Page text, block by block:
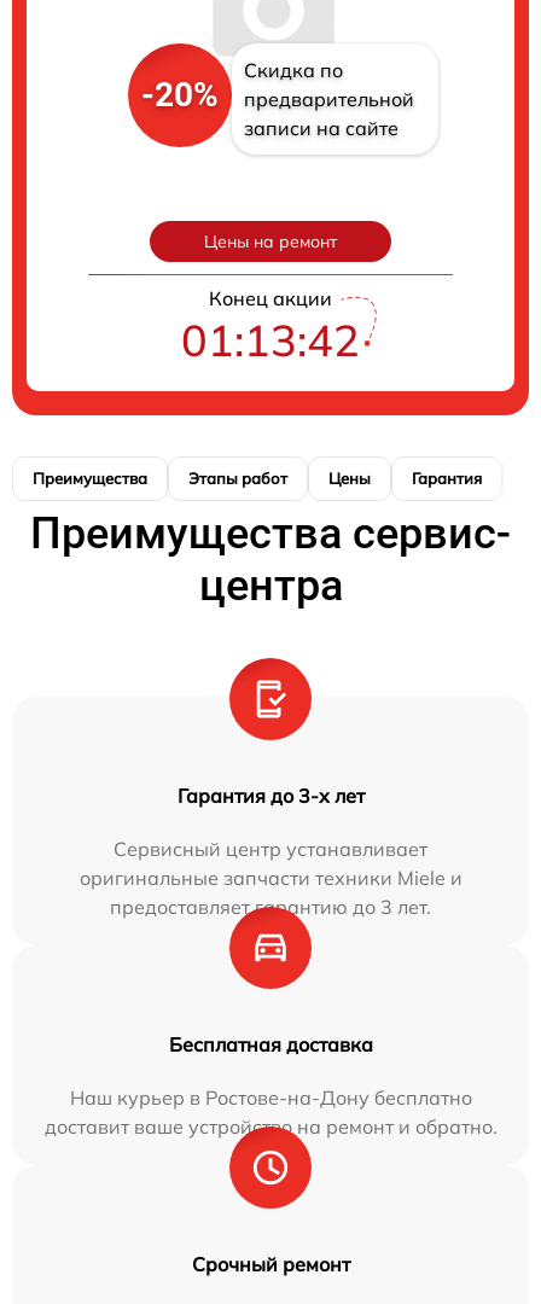
-20%
Скидка по
предварительной
записи на сайте
Цены на ремонт
Конец акции
01:13:41
Преимущества Этапы работ Цены Гарантия
Преимущества сервис-
центра
Гарантия до 3-х лет
Сервисный центр устанавливает
оригинальные запчасти техники Miele и
предоставляет гарантию до 3 лет.
Бесплатная доставка
Наш курьер в Ростове-на-Дону бесплатно
доставит ваше устройство на ремонт и обратно.
Срочный ремонт